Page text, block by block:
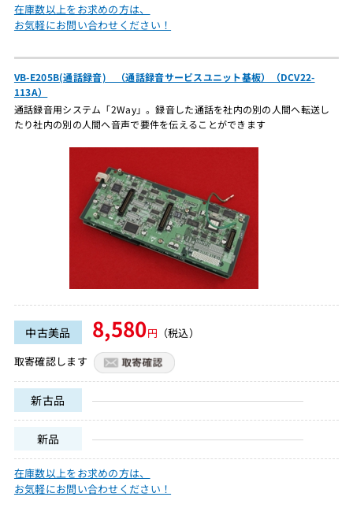
在庫数以上をお求めの方は、
お気軽にお問い合わせください！
VB-E205B(通話録音) （通話録音サービスユニット基板）（DCV22-
113A）
通話録音用システム「2Way」。録音した通話を社内の別の人間へ転送し
たり社内の別の人間へ音声で要件を伝えることができます
中古美品 8,580円 （税込）
取寄確認します
新古品
新品
在庫数以上をお求めの方は、
お気軽にお問い合わせください！